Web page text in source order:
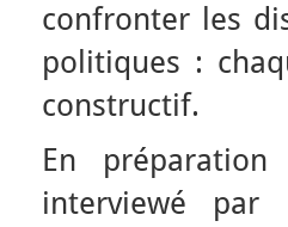
confronter les
politiques :
constructif.
En
interviewé